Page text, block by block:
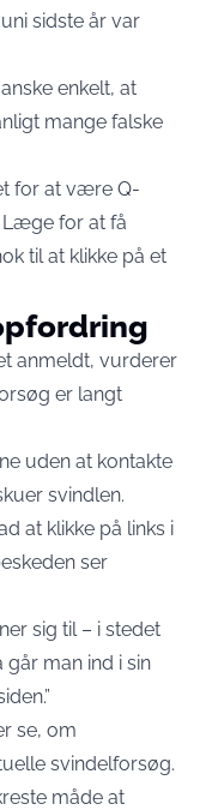
sidste år var
enkelt, at
mange falske
for at være Q-
Læge for at få
til at klikke på et
anmeldt, vurderer
er langt
uden at kontakte
svindlen.
at klikke på links i
ser
sig til – i stedet
går man ind i sin
se, om
svindelforsøg.
måde at